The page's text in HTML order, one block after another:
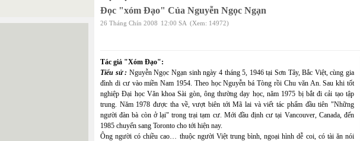
Đọc "xóm Đạo" Của Nguyễn Ngọc Ngạn
26 Tháng Chín 2008 12:00 SA (Xem: 14972)
Tác giả "Xóm Đạo":
Tiểu sử : Nguyễn Ngọc Ngạn sinh ngày 4 tháng 5, 1946 tại Sơn Tây, Bắc Việt, cùng gia
đình di cư vào miền Nam 1954. Theo học Nguyễn bá Tòng rồi Chu văn An. Sau khi tốt
nghiệp Đại học Văn khoa Sài gòn, ông thường dạy học, năm 1975 bị bắt đi cải tạo tập
trung. Năm 1978 được tha về, vượt biên tới Mã lai và viết tác phẩm đầu tiên "Những
người đàn bà còn ở lại" trong trại tạm cư. Mới đầu định cư tại Vancouver, Canada, đến
1985 chuyển sang Toronto cho tới hiện nay.
Ông người có chiều cao… thuộc người Việt trung bình, ngoại hình dễ coi, có tài ăn nói